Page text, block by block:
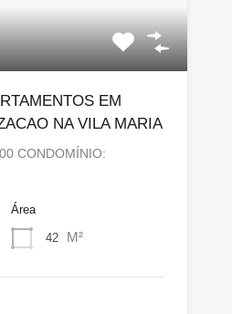
EM
NA VILA MARIA
CONDOMÍNIO:
Área
42 M²